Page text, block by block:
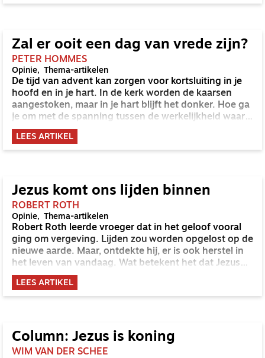
Zal er ooit een dag van vrede zijn?
PETER HOMMES
Opinie Thema-artikelen
De tijd van advent kan zorgen voor kortsluiting in je
hoofd en in je hart. In de kerk worden de kaarsen
aangestoken, maar in je hart blijft het donker. Hoe ga
je om met de spanning tussen de werkelijkheid waarin
je leeft en de werkelijkheid die God belooft? Peter
Hommes doet een aantal handreikingen.
LEES ARTIKEL
Jezus komt ons lijden binnen
ROBERT ROTH
Opinie Thema-artikelen
Robert Roth leerde vroeger dat in het geloof vooral
ging om vergeving. Lijden zou worden opgelost op de
nieuwe aarde. Maar, ontdekte hij, er is ook herstel in
het leven van vandaag. Wat betekent het dat Jezus
ons lijden binnenkomt?
LEES ARTIKEL
Column: Jezus is koning
WIM VAN DER SCHEE